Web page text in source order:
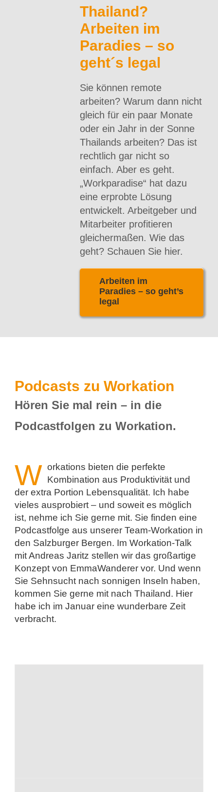
Thailand?
Arbeiten im
Paradies – so
geht´s legal
Sie können remote
arbeiten? Warum dann nicht
gleich für ein paar Monate
oder ein Jahr in der Sonne
Thailands arbeiten? Das ist
rechtlich gar nicht so
einfach. Aber es geht.
„Workparadise“ hat dazu
eine erprobte Lösung
entwickelt. Arbeitgeber und
Mitarbeiter profitieren
gleichermaßen. Wie das
geht? Schauen Sie hier.
Arbeiten im
Paradies – so geht’s
legal
Podcasts zu Workation
Hören Sie mal rein – in die
Podcastfolgen zu Workation.
W orkations bieten die perfekte
Kombination aus Produktivität und
der extra Portion Lebensqualität. Ich habe
vieles ausprobiert – und soweit es möglich
ist, nehme ich Sie gerne mit. Sie finden eine
Podcastfolge aus unserer Team-Workation in
den Salzburger Bergen. Im Workation-Talk
mit Andreas Jaritz stellen wir das großartige
Konzept von EmmaWanderer vor. Und wenn
Sie Sehnsucht nach sonnigen Inseln haben,
kommen Sie gerne mit nach Thailand. Hier
habe ich im Januar eine wunderbare Zeit
verbracht.